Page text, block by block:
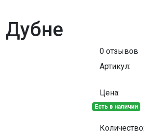
Дубне
0 отзывов
Артикул:
Цена:
Есть в наличии
Количество: